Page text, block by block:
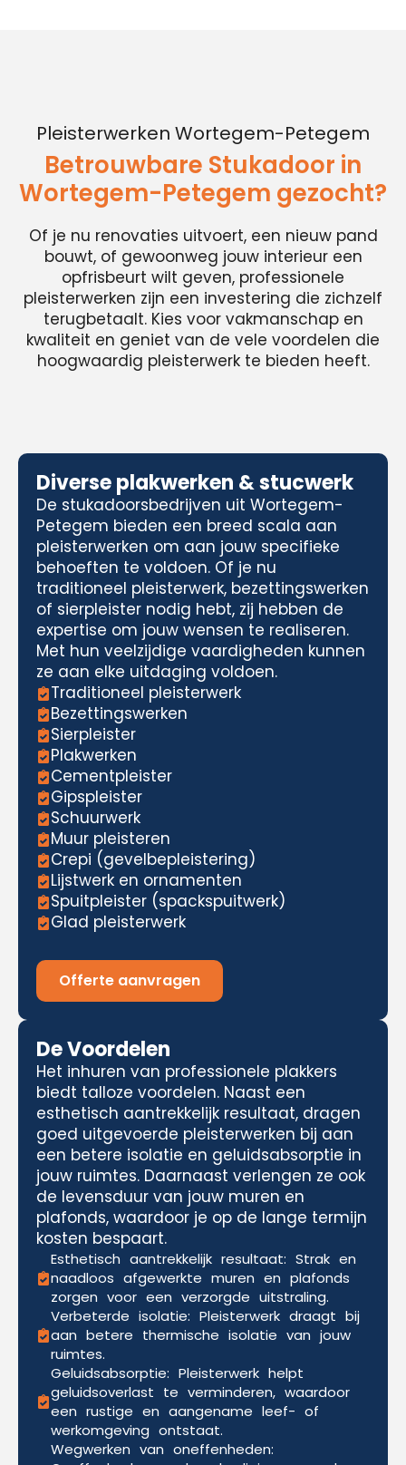
Pleisterwerken Wortegem-Petegem
Betrouwbare Stukadoor in
Wortegem-Petegem gezocht?
Of je nu renovaties uitvoert, een nieuw pand
bouwt, of gewoonweg jouw interieur een
opfrisbeurt wilt geven, professionele
pleisterwerken zijn een investering die zichzelf
terugbetaalt. Kies voor vakmanschap en
kwaliteit en geniet van de vele voordelen die
hoogwaardig pleisterwerk te bieden heeft.
Diverse plakwerken & stucwerk
De stukadoorsbedrijven uit Wortegem-
Petegem bieden een breed scala aan
pleisterwerken om aan jouw specifieke
behoeften te voldoen. Of je nu
traditioneel pleisterwerk, bezettingswerken
of sierpleister nodig hebt, zij hebben de
expertise om jouw wensen te realiseren.
Met hun veelzijdige vaardigheden kunnen
ze aan elke uitdaging voldoen.
Traditioneel pleisterwerk
Bezettingswerken
Sierpleister
Plakwerken
Cementpleister
Gipspleister
Schuurwerk
Muur pleisteren
Crepi (gevelbepleistering)
Lijstwerk en ornamenten
Spuitpleister (spackspuitwerk)
Glad pleisterwerk
Offerte aanvragen
De Voordelen
Het inhuren van professionele plakkers
biedt talloze voordelen. Naast een
esthetisch aantrekkelijk resultaat, dragen
goed uitgevoerde pleisterwerken bij aan
een betere isolatie en geluidsabsorptie in
jouw ruimtes. Daarnaast verlengen ze ook
de levensduur van jouw muren en
plafonds, waardoor je op de lange termijn
kosten bespaart.
Esthetisch aantrekkelijk resultaat: Strak en
naadloos afgewerkte muren en plafonds
zorgen voor een verzorgde uitstraling.
Verbeterde isolatie: Pleisterwerk draagt bij
aan betere thermische isolatie van jouw
ruimtes.
Geluidsabsorptie: Pleisterwerk helpt
geluidsoverlast te verminderen, waardoor
een rustige en aangename leef- of
werkomgeving ontstaat.
Wegwerken van oneffenheden: